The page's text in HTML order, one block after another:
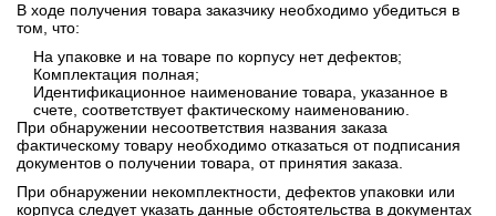
В ходе получения товара заказчику необходимо убедиться в
том, что:
На упаковке и на товаре по корпусу нет дефектов;
Комплектация полная;
Идентификационное наименование товара, указанное в
счете, соответствует фактическому наименованию.
При обнаружении несоответствия названия заказа
фактическому товару необходимо отказаться от подписания
документов о получении товара, от принятия заказа.
При обнаружении некомплектности, дефектов упаковки или
корпуса следует указать данные обстоятельства в документах